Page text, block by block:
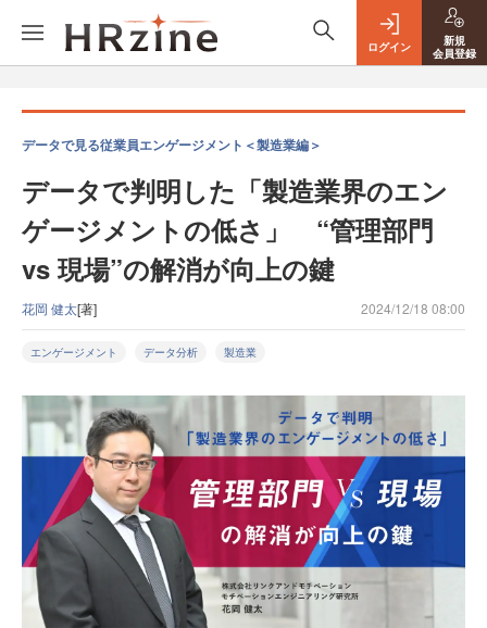
ログイン
新規
会員登録
データで見る従業員エンゲージメント＜製造業編＞
データで判明した「製造業界のエン
ゲージメントの低さ」 “管理部門
vs 現場”の解消が向上の鍵
花岡 健太[著] 2024/12/18 08:00
エンゲージメント データ分析 製造業